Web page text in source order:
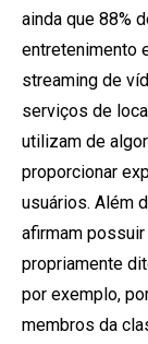
ainda que 88%
entretenimento
streaming de
serviços de
utilizam de
proporcionar
usuários. Além
afirmam
propriamente
por exemplo,
membros da